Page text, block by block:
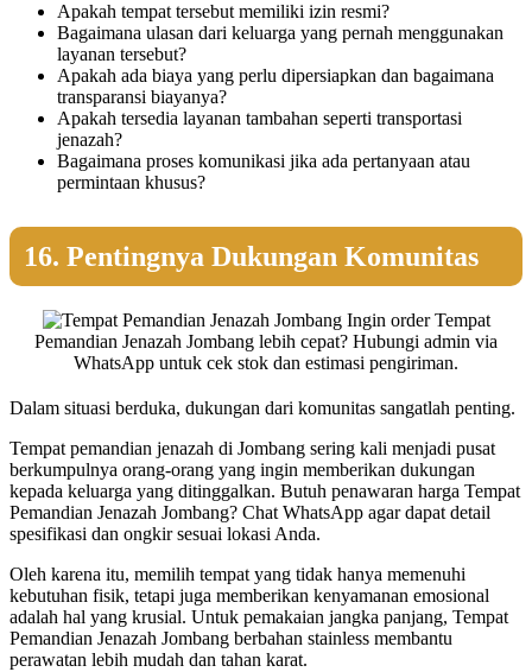
Apakah tempat tersebut memiliki izin resmi?
Bagaimana ulasan dari keluarga yang pernah menggunakan
layanan tersebut?
Apakah ada biaya yang perlu dipersiapkan dan bagaimana
transparansi biayanya?
Apakah tersedia layanan tambahan seperti transportasi
jenazah?
Bagaimana proses komunikasi jika ada pertanyaan atau
permintaan khusus?
16. Pentingnya Dukungan Komunitas
Ingin order Tempat
Pemandian Jenazah Jombang lebih cepat? Hubungi admin via
WhatsApp untuk cek stok dan estimasi pengiriman.
Dalam situasi berduka, dukungan dari komunitas sangatlah penting.
Tempat pemandian jenazah di Jombang sering kali menjadi pusat
berkumpulnya orang-orang yang ingin memberikan dukungan
kepada keluarga yang ditinggalkan. Butuh penawaran harga Tempat
Pemandian Jenazah Jombang? Chat WhatsApp agar dapat detail
spesifikasi dan ongkir sesuai lokasi Anda.
Oleh karena itu, memilih tempat yang tidak hanya memenuhi
kebutuhan fisik, tetapi juga memberikan kenyamanan emosional
adalah hal yang krusial. Untuk pemakaian jangka panjang, Tempat
Pemandian Jenazah Jombang berbahan stainless membantu
perawatan lebih mudah dan tahan karat.